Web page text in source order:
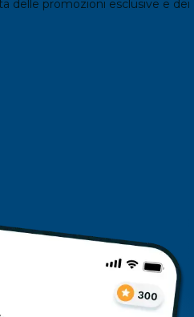
delle promozioni esclusive e dei